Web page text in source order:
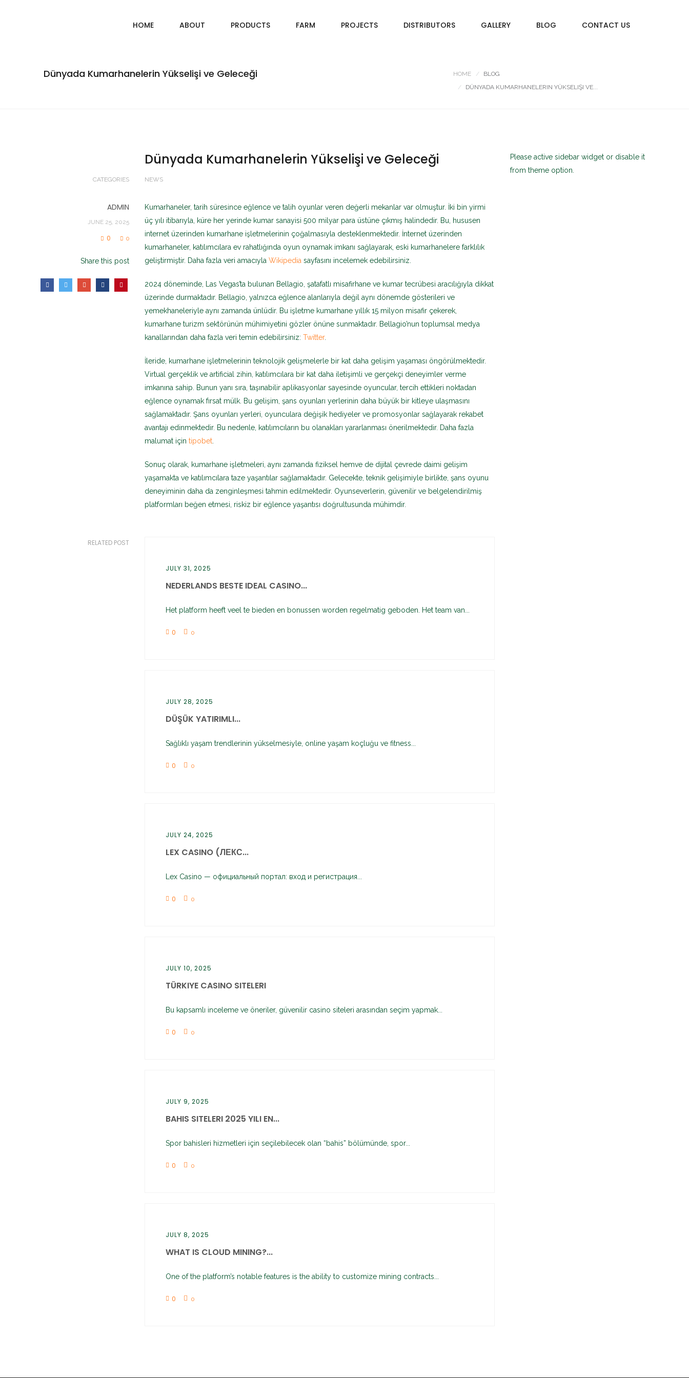
HOME ABOUT PRODUCTS FARM PROJECTS DISTRIBUTORS GALLERY BLOG CONTACT US
Dünyada Kumarhanelerin Yükselişi ve Geleceği HOME
BLOG
DÜNYADA KUMARHANELERIN YÜKSELIŞI VE...
Dünyada Kumarhanelerin Yükselişi ve Geleceği
CATEGORIES NEWS
ADMIN
JUNE 25, 2025
0 0
Share this post
Kumarhaneler, tarih süresince eğlence ve talih oyunlar veren değerli mekanlar var olmuştur. İki bin yirmi
üç yılı itibarıyla, küre her yerinde kumar sanayisi 500 milyar para üstüne çıkmış halindedir. Bu, hususen
internet üzerinden kumarhane işletmelerinin çoğalmasıyla desteklenmektedir. İnternet üzerinden
kumarhaneler, katılımcılara ev rahatlığında oyun oynamak imkanı sağlayarak, eski kumarhanelere farklılık
geliştirmiştir. Daha fazla veri amacıyla Wikipedia sayfasını incelemek edebilirsiniz.
2024 döneminde, Las Vegas’ta bulunan Bellagio, şatafatlı misafirhane ve kumar tecrübesi aracılığıyla dikkat
üzerinde durmaktadır. Bellagio, yalnızca eğlence alanlarıyla değil aynı dönemde gösterileri ve
yemekhaneleriyle aynı zamanda ünlüdir. Bu işletme kumarhane yıllık 15 milyon misafir çekerek,
kumarhane turizm sektörünün mühimiyetini gözler önüne sunmaktadır. Bellagio’nun toplumsal medya
kanallarından daha fazla veri temin edebilirsiniz: Twitter.
İleride, kumarhane işletmelerinin teknolojik gelişmelerle bir kat daha gelişim yaşaması öngörülmektedir.
Virtual gerçeklik ve artificial zihin, katılımcılara bir kat daha iletişimli ve gerçekçi deneyimler verme
imkanına sahip. Bunun yanı sıra, taşınabilir aplikasyonlar sayesinde oyuncular, tercih ettikleri noktadan
eğlence oynamak fırsat mülk. Bu gelişim, şans oyunları yerlerinin daha büyük bir kitleye ulaşmasını
sağlamaktadır. Şans oyunları yerleri, oyunculara değişik hediyeler ve promosyonlar sağlayarak rekabet
avantajı edinmektedir. Bu nedenle, katılımcıların bu olanakları yararlanması önerilmektedir. Daha fazla
malumat için tipobet
Sonuç olarak, kumarhane işletmeleri, aynı zamanda fiziksel hemve de dijital çevrede daimi gelişim
yaşamakta ve katılımcılara taze yaşantılar sağlamaktadır. Gelecekte, teknik gelişimiyle birlikte, şans oyunu
deneyiminin daha da zenginleşmesi tahmin edilmektedir. Oyunseverlerin, güvenilir ve belgelendirilmiş
platformları beğen etmesi, riskiz bir eğlence yaşantısı doğrultusunda mühimdir.
RELATED POST
JULY 31, 2025
NEDERLANDS BESTE IDEAL CASINO...
Het platform heeft veel te bieden en bonussen worden regelmatig geboden. Het team van...
0 0
JULY 28, 2025
DÜŞÜK YATIRIMLI...
Sağlıklı yaşam trendlerinin yükselmesiyle, online yaşam koçluğu ve fitness...
0 0
JULY 24, 2025
LEX CASINO (ЛЕКС...
Lex Casino — официальный портал: вход и регистрация...
0 0
JULY 10, 2025
TÜRKIYE CASINO SITELERI
Bu kapsamlı inceleme ve öneriler, güvenilir casino siteleri arasından seçim yapmak...
0 0
JULY 9, 2025
BAHIS SITELERI 2025 YILI EN...
Spor bahisleri hizmetleri için seçilebilecek olan “bahis” bölümünde, spor...
0 0
JULY 8, 2025
WHAT IS CLOUD MINING?...
One of the platform’s notable features is the ability to customize mining contracts...
0 0
Please active sidebar widget or disable it
from theme option.